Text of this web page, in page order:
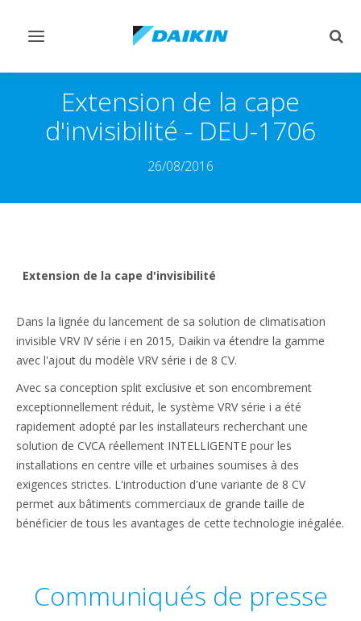
Afficher/masquer
Extension de la cape
d'invisibilité - DEU-1706
26/08/2016
Extension de la cape d'invisibilité
Dans la lignée du lancement de sa solution de climatisation
invisible VRV IV série i en 2015, Daikin va étendre la gamme
avec l'ajout du modèle VRV série i de 8 CV.
Avec sa conception split exclusive et son encombrement
exceptionnellement réduit, le système VRV série i a été
rapidement adopté par les installateurs recherchant une
solution de CVCA réellement INTELLIGENTE pour les
installations en centre ville et urbaines soumises à des
exigences strictes. L'introduction d'une variante de 8 CV
permet aux bâtiments commerciaux de grande taille de
bénéficier de tous les avantages de cette technologie inégalée.
Communiqués de presse